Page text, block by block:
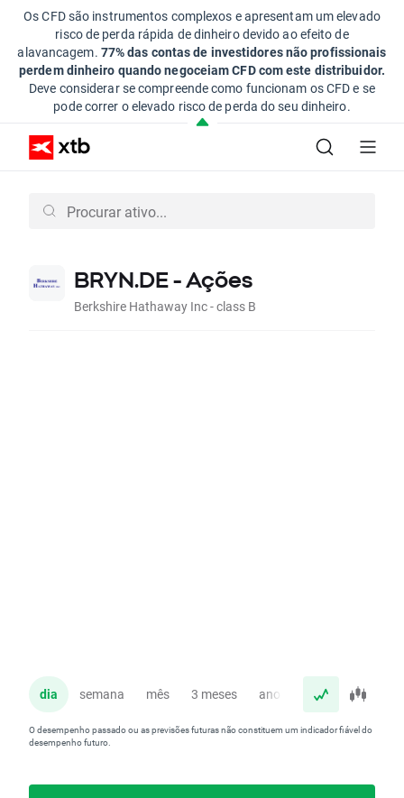
Os CFD são instrumentos complexos e apresentam um elevado
risco de perda rápida de dinheiro devido ao efeito de
alavancagem. 77% das contas de investidores não profissionais
perdem dinheiro quando negoceiam CFD com este distribuidor.
Deve considerar se compreende como funcionam os CFD e se
pode correr o elevado risco de perda do seu dinheiro.
BRYN.DE - Ações
Berkshire Hathaway Inc - class B
dia semana mês 3 meses ano
O desempenho passado ou as previsões futuras não constituem um indicador fiável do
desempenho futuro.